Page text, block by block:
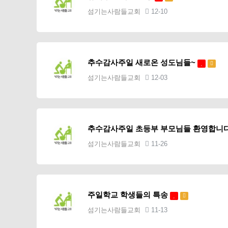
섬기는사람들교회 12-10
추수감사주일 새로온 성도님들~
섬기는사람들교회 12-03
추수감사주일 초등부 부모님들 환영합니
섬기는사람들교회 11-26
주일학교 학생들의 특송
섬기는사람들교회 11-13